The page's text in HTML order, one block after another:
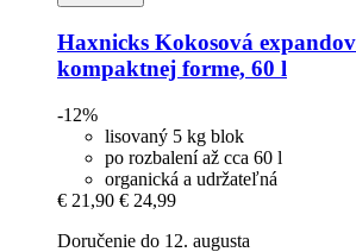
Haxnicks Kokosová
kompaktnej forme, 60 l
-12%
lisovaný 5 kg blok
po rozbalení až cca 60 l
organická a udržateľná
€ 21,90 € 24,99
Doručenie do 12. augusta